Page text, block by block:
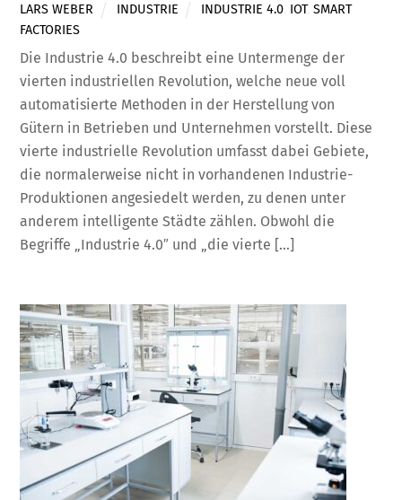
LARS WEBER INDUSTRIE INDUSTRIE 4.0 IOT,SMART
FACTORIES
Die Industrie 4.0 beschreibt eine Untermenge der
vierten industriellen Revolution, welche neue voll
automatisierte Methoden in der Herstellung von
Gütern in Betrieben und Unternehmen vorstellt. Diese
vierte industrielle Revolution umfasst dabei Gebiete,
die normalerweise nicht in vorhandenen Industrie-
Produktionen angesiedelt werden, zu denen unter
anderem intelligente Städte zählen. Obwohl die
Begriffe „Industrie 4.0″ und „die vierte […]